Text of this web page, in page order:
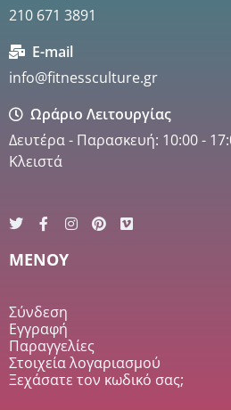
210 671 3891
E-mail
info@fitnessculture.gr
Ωράριο Λειτουργίας
Δευτέρα - Παρασκευή: 10:00 -
Κλειστά
MENOY
Σύνδεση
Εγγραφή
Παραγγελίες
Στοιχεία λογαριασμού
Ξεχάσατε τον κωδικό σας;